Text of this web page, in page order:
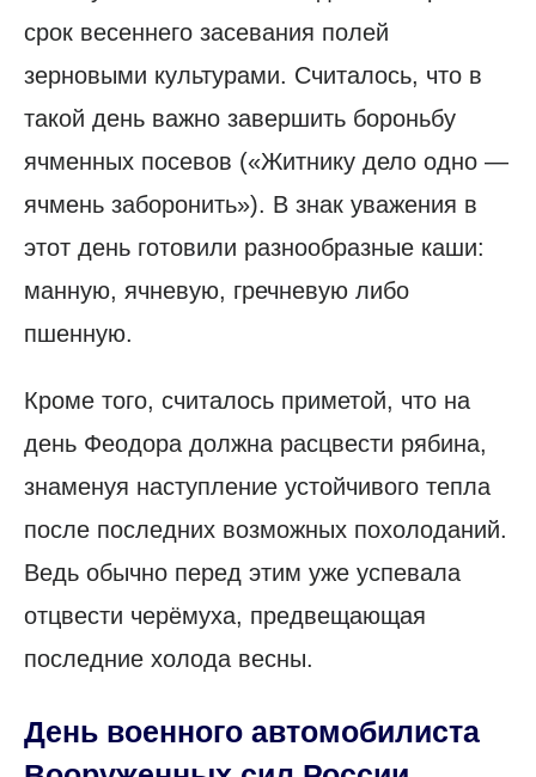
срок весеннего засевания полей
зерновыми культурами. Считалось, что в
такой день важно завершить бороньбу
ячменных посевов («Житнику дело одно —
ячмень заборонить»). В знак уважения в
этот день готовили разнообразные каши:
манную, ячневую, гречневую либо
пшенную.
Кроме того, считалось приметой, что на
день Феодора должна расцвести рябина,
знаменуя наступление устойчивого тепла
после последних возможных похолоданий.
Ведь обычно перед этим уже успевала
отцвести черёмуха, предвещающая
последние холода весны.
День военного автомобилиста